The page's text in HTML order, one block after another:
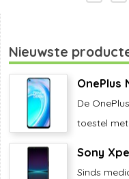
Nieuwste
OnePlus
De
toestel met
Sony
Sinds